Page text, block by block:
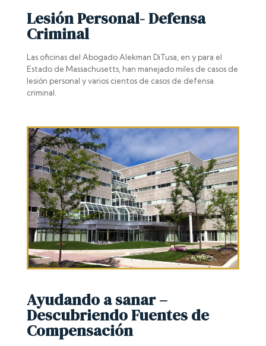
Lesión Personal- Defensa
Criminal
Las oficinas del Abogado Alekman DiTusa, en y para el
Estado de Massachusetts, han manejado miles de casos de
lesión personal y varios cientos de casos de defensa
criminal.
Ayudando a sanar –
Descubriendo Fuentes de
Compensación